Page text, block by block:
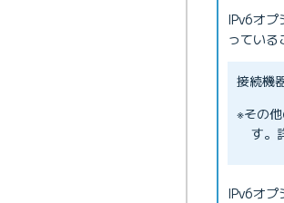
IPv6オプ
っている
接続機
※その
す。
IPv6オプ